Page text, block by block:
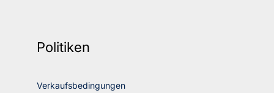
Politiken
Verkaufsbedingungen